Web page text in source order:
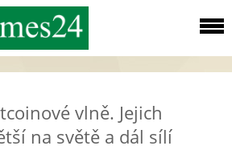
vlně. Jejich
na světě a dál sílí